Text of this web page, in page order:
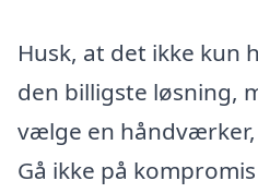
Husk, at det ikke kun
den billigste løsning,
vælge en
Gå ikke på